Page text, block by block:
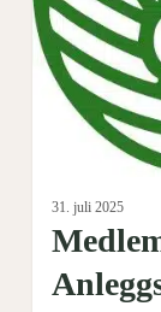
31. juli 2025